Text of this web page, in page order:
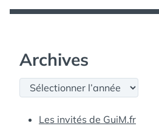
Archives
Archives
Les invités de GuiM.fr